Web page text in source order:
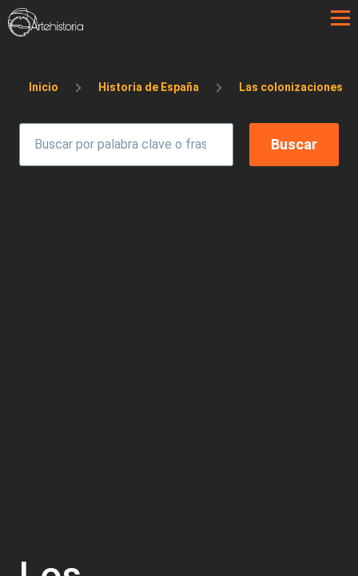
Pasar al contenido principal
Sobrescribir enlaces de ayuda a la
Inicio Historia de España Las colonizaciones